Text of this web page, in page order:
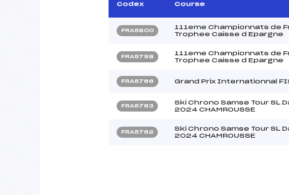
Codex Course
FRA5800
111eme Championnats de
Trophee Caisse d Epargne
FRA5798
111eme Championnats de
Trophee Caisse d Epargne
FRA5766 Grand Prix Internationnal
FRA5763
Ski Chrono Samse Tour SL
2024 CHAMROUSSE
FRA5762
Ski Chrono Samse Tour SL
2024 CHAMROUSSE